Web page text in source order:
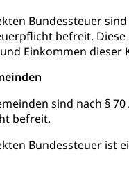
Bundessteuer
befreit.
Einkommen dieser
sind nach §
befreit.
Bundessteuer ist
Beerdigung, Testament,
Todesbescheinigung